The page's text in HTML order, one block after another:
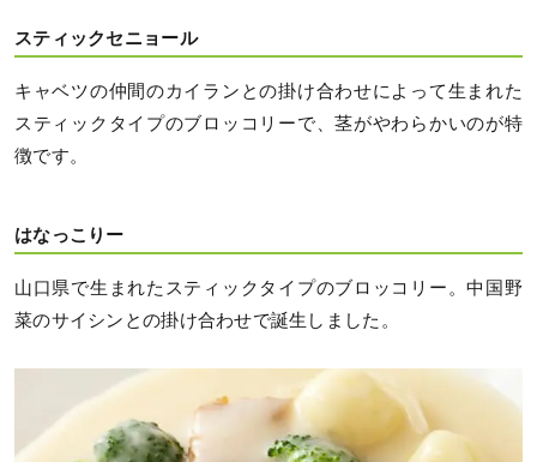
スティックセニョール
キャベツの仲間のカイランとの掛け合わせによって生まれた
スティックタイプのブロッコリーで、茎がやわらかいのが特
徴です。
はなっこりー
山口県で生まれたスティックタイプのブロッコリー。中国野
菜のサイシンとの掛け合わせで誕生しました。